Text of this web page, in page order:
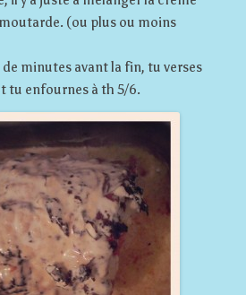
(ou plus ou moins
minutes avant la fin, tu verses
tu enfournes à th 5/6.